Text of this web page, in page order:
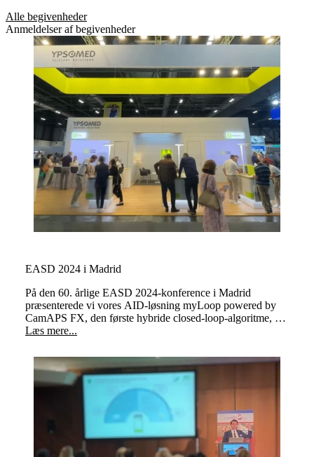
Alle begivenheder
Anmeldelser af begivenheder
EASD 2024 i Madrid
På den 60. årlige EASD 2024-konference i Madrid
præsenterede vi vores AID-løsning myLoop powered by
CamAPS FX, den første hybride closed-loop-algoritme, der
er designet og godkendt til brug i forbindelse med
Læs mere...